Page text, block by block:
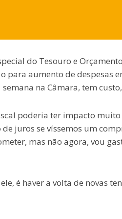
do Tesouro e
para aumento de despesas
na Câmara, tem
poderia ter impacto
juros se víssemos um
mas não agora, vou
é haver a volta de novas